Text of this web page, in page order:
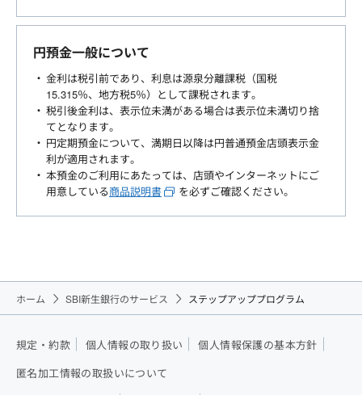
円預金一般について
金利は税引前であり、利息は源泉分離課税（国税
15.315％、地方税5％）として課税されます。
税引後金利は、表示位未満がある場合は表示位未満切り捨
てとなります。
円定期預金について、満期日以降は円普通預金店頭表示金
利が適用されます。
本預金のご利用にあたっては、店頭やインターネットにご
用意している商品説明書 を必ずご確認ください。
ホーム SBI新生銀行のサービス ステップアッププログラム
規定・約款 個人情報の取り扱い 個人情報保護の基本方針
匿名加工情報の取扱いについて